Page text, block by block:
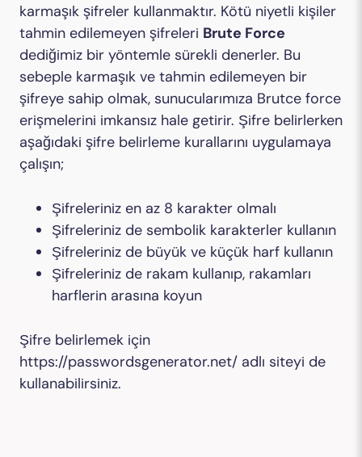
karmaşık şifreler kullanmaktır. Kötü niyetli kişiler
tahmin edilemeyen şifreleri Brute Force
dediğimiz bir yöntemle sürekli denerler. Bu
sebeple karmaşık ve tahmin edilemeyen bir
şifreye sahip olmak, sunucularımıza Brutce force
erişmelerini imkansız hale getirir. Şifre belirlerken
aşağıdaki şifre belirleme kurallarını uygulamaya
çalışın;
Şifreleriniz en az 8 karakter olmalı
Şifreleriniz de sembolik karakterler kullanın
Şifreleriniz de büyük ve küçük harf kullanın
Şifreleriniz de rakam kullanıp, rakamları
harflerin arasına koyun
Şifre belirlemek için
https://passwordsgenerator.net/ adlı siteyi de
kullanabilirsiniz.